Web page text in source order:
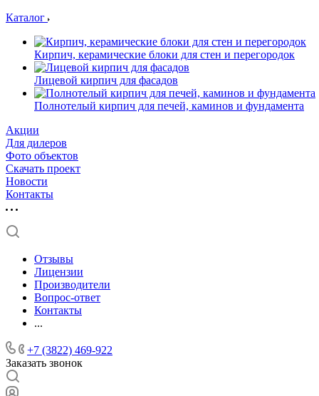
Каталог
Кирпич, керамические блоки для стен и перегородок
Лицевой кирпич для фасадов
Полнотелый кирпич для печей, каминов и фундамента
Акции
Для дилеров
Фото объектов
Скачать проект
Новости
Контакты
Отзывы
Лицензии
Производители
Вопрос-ответ
Контакты
...
+7 (3822) 469-922
Заказать звонок